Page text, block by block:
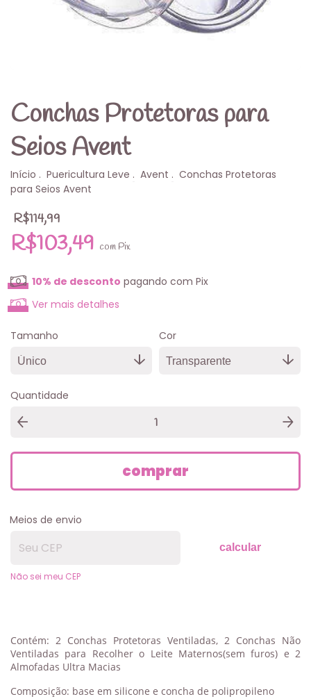
Conchas Protetoras para
Seios Avent
Início . Puericultura Leve . Avent . Conchas Protetoras
para Seios Avent
R$114,99
R$103,49 com Pix
10% de desconto pagando com Pix
Ver mais detalhes
Tamanho Cor
Quantidade
Meios de envio
calcular
Não sei meu CEP
Contém: 2 Conchas Protetoras Ventiladas, 2 Conchas Não
Ventiladas para Recolher o Leite Maternos(sem furos) e 2
Almofadas Ultra Macias
Composição: base em silicone e concha de polipropileno